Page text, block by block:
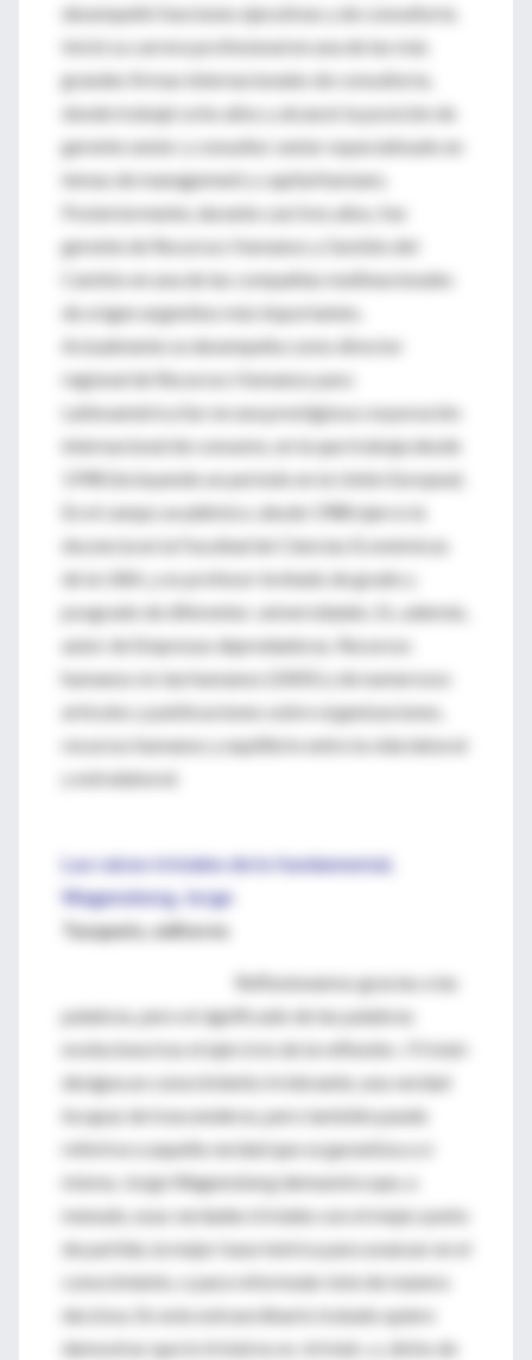
desempeñó funciones ejecutivas y de consultoría.
Inició su carrera profesional en una de las más
grandes firmas internacionales de consultoría,
donde trabajó ocho años y alcanzó la posición de
gerente senior y consultor senior especializado en
temas de management y capital humano.
Posteriormente, durante casi tres años, fue
gerente de Recursos Humanos y Gestión del
Cambio en una de las compañías multinacionales
de origen argentino más importantes.
Actualmente se desempeña como director
regional de Recursos Humanos para
Latinoamérica Sur en una prestigiosa corporación
internacional de consumo, en la que trabaja desde
1998 (incluyendo un período en la Unión Europea).
En el campo académico, desde 1988 ejerce la
docencia en la Facultad de Ciencias Económicas
de la UBA, y es profesor invitado de grado y
posgrado de diferentes universidades. Es, además,
autor de Empresas depredadoras. Recursos
humanos no tan humanos (2005) y de numerosos
artículos y publicaciones sobre organizaciones,
recursos humanos y equilibrio entre la vida laboral
y extralaboral.
Las raíces triviales de lo fundamental,
Wagensberg, Jorge
Tusquets, editores
Reflexionamos gracias a las
palabras, pero el significado de las palabras
evoluciona tras el ejercicio de la reflexión. «Trivial»
designa un conocimiento irrelevante, una verdad
incapaz de trascenderse, pero también puede
referirse a aquella verdad que se garantiza a sí
misma. Jorge Wagensberg demuestra que, a
menudo, esas verdades triviales son el mejor punto
de partida, la mejor base teórica para avanzar en el
conocimiento, o para reformular éste de manera
decisiva. En este extraordinario tratado quiere
demostrar que lo trivial no es «trivial», o, dicho de